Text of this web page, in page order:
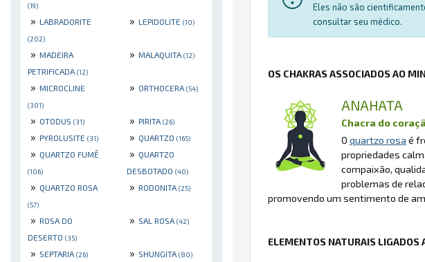
(19)
» LABRADORITE
(202)
» LEPIDOLITE (10)
» MADEIRA
PETRIFICADA (12)
» MALAQUITA (12)
» MICROCLINE
(301)
» ORTHOCERA (54)
» OTODUS (31) » PIRITA (26)
» PYROLUSITE (31) » QUARTZO (165)
» QUARTZO FUMÊ
(106)
» QUARTZO
DESBOTADO (40)
» QUARTZO ROSA
(57)
» RODONITA (25)
» ROSA DO
DESERTO (35)
» SAL ROSA (42)
» SEPTARIA (26) » SHUNGITA (80)
Eles não são
consultar seu médico.
OS CHAKRAS ASSOCIADOS AO
ANAHATA
Chacra do
O quartzo rosa é
propriedades
compaixão,
problemas de
promovendo um sentimento de
ELEMENTOS NATURAIS LIGADOS